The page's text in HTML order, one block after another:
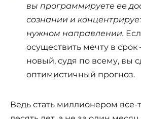
вы программируете ее
сознании и
нужном направлении.
осуществить мечту в срок
новый, судя по всему, вы
оптимистичный прогноз.
Ведь стать миллионером все-